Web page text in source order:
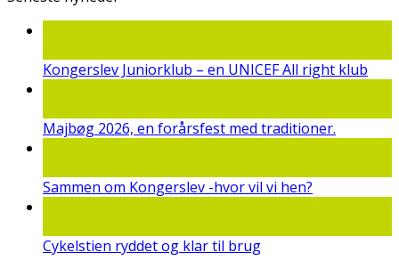
Kongerslev Juniorklub – en UNICEF All right klub
Majbøg 2026, en forårsfest med traditioner.
Sammen om Kongerslev -hvor vil vi hen?
Cykelstien ryddet og klar til brug